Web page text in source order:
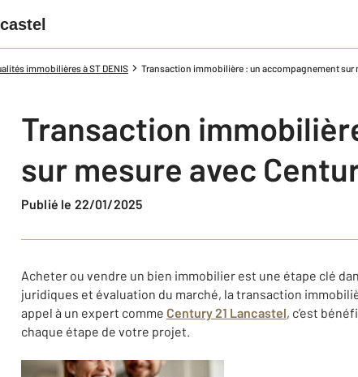
immobilières à ST DENIS Transaction immobilière : un accompagnement sur
Transaction
sur mesure avec
Publié le 22/01/2025
Acheter ou vendre un bien immobilier est une étape clé
juridiques et évaluation du marché, la transaction
appel à un expert comme Century 21 Lancastel, c’est
chaque étape de votre projet.